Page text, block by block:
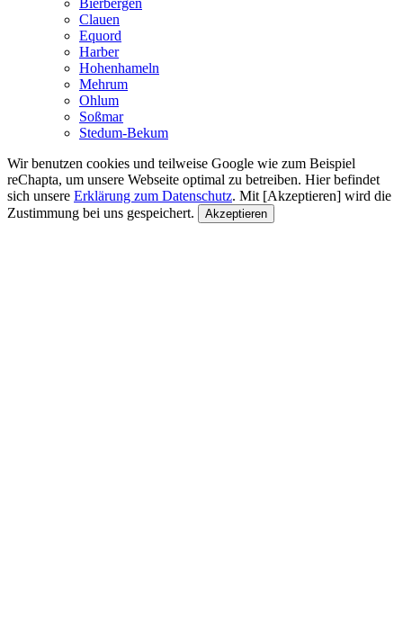
Clauen
Equord
Harber
Hohenhameln
Mehrum
Ohlum
Soßmar
Stedum-Bekum
Wir benutzen cookies und teilweise Google wie zum Beispiel
reChapta, um unsere Webseite optimal zu betreiben. Hier befindet
sich unsere Erklärung zum Datenschutz. Mit [Akzeptieren] wird die
Zustimmung bei uns gespeichert.
Akzeptieren